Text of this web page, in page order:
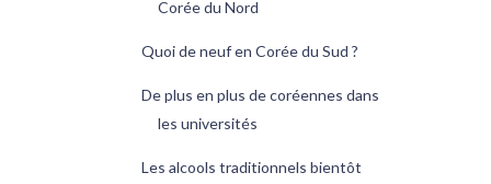
Corée du Nord
Quoi de neuf en Corée du Sud ?
De plus en plus de coréennes dans
les universités
Les alcools traditionnels bientôt